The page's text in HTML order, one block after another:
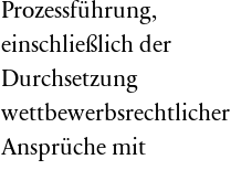
Prozessführung,
einschließlich der
Durchsetzung
wettbewerbsrechtlicher
Ansprüche mit